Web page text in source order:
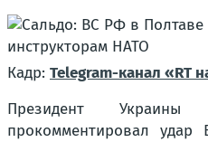
Кадр: Telegram-канал «RT
Президент Украины
прокомментировал